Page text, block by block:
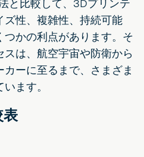
と比較して、3Dプリンテ
ズ性、複雑性、持続可能
かの利点があります。そ
は、航空宇宙や防衛から
ーに至るまで、さまざま
ます。
表